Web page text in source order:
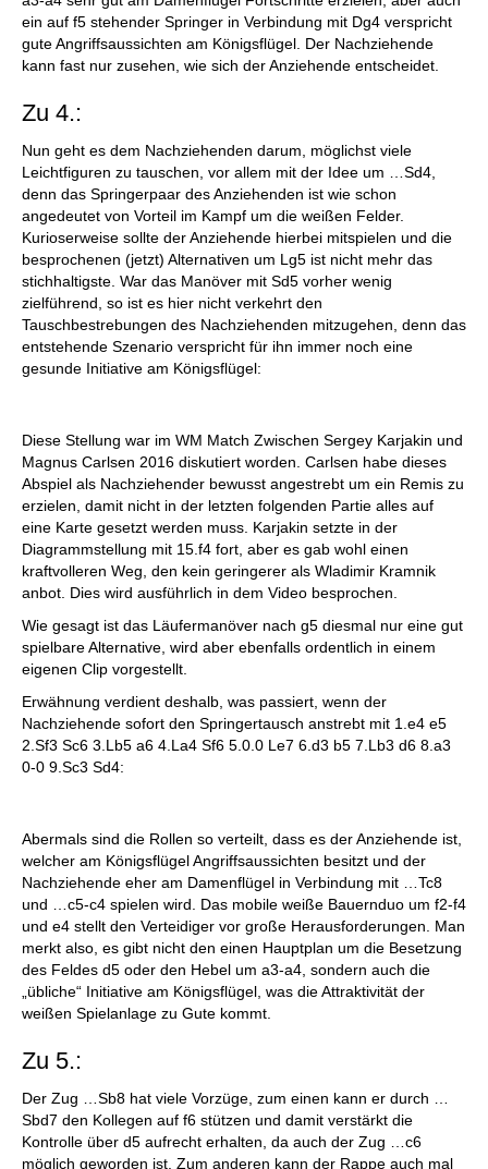
ein auf f5 stehender Springer in Verbindung mit Dg4 verspricht
gute Angriffsaussichten am Königsflügel. Der Nachziehende
kann fast nur zusehen, wie sich der Anziehende entscheidet.
Zu 4.:
Nun geht es dem Nachziehenden darum, möglichst viele
Leichtfiguren zu tauschen, vor allem mit der Idee um …Sd4,
denn das Springerpaar des Anziehenden ist wie schon
angedeutet von Vorteil im Kampf um die weißen Felder.
Kurioserweise sollte der Anziehende hierbei mitspielen und die
besprochenen (jetzt) Alternativen um Lg5 ist nicht mehr das
stichhaltigste. War das Manöver mit Sd5 vorher wenig
zielführend, so ist es hier nicht verkehrt den
Tauschbestrebungen des Nachziehenden mitzugehen, denn das
entstehende Szenario verspricht für ihn immer noch eine
gesunde Initiative am Königsflügel:
Diese Stellung war im WM Match Zwischen Sergey Karjakin und
Magnus Carlsen 2016 diskutiert worden. Carlsen habe dieses
Abspiel als Nachziehender bewusst angestrebt um ein Remis zu
erzielen, damit nicht in der letzten folgenden Partie alles auf
eine Karte gesetzt werden muss. Karjakin setzte in der
Diagrammstellung mit 15.f4 fort, aber es gab wohl einen
kraftvolleren Weg, den kein geringerer als Wladimir Kramnik
anbot. Dies wird ausführlich in dem Video besprochen.
Wie gesagt ist das Läufermanöver nach g5 diesmal nur eine gut
spielbare Alternative, wird aber ebenfalls ordentlich in einem
eigenen Clip vorgestellt.
Erwähnung verdient deshalb, was passiert, wenn der
Nachziehende sofort den Springertausch anstrebt mit 1.e4 e5
2.Sf3 Sc6 3.Lb5 a6 4.La4 Sf6 5.0.0 Le7 6.d3 b5 7.Lb3 d6 8.a3
0-0 9.Sc3 Sd4:
Abermals sind die Rollen so verteilt, dass es der Anziehende ist,
welcher am Königsflügel Angriffsaussichten besitzt und der
Nachziehende eher am Damenflügel in Verbindung mit …Tc8
und …c5-c4 spielen wird. Das mobile weiße Bauernduo um f2-f4
und e4 stellt den Verteidiger vor große Herausforderungen. Man
merkt also, es gibt nicht den einen Hauptplan um die Besetzung
des Feldes d5 oder den Hebel um a3-a4, sondern auch die
„übliche“ Initiative am Königsflügel, was die Attraktivität der
weißen Spielanlage zu Gute kommt.
Zu 5.:
Der Zug …Sb8 hat viele Vorzüge, zum einen kann er durch …
Sbd7 den Kollegen auf f6 stützen und damit verstärkt die
Kontrolle über d5 aufrecht erhalten, da auch der Zug …c6
möglich geworden ist. Zum anderen kann der Rappe auch mal